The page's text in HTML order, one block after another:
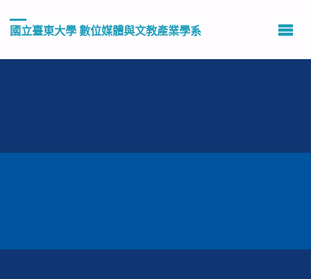
國立臺東大學 數位媒體與文教產業學系